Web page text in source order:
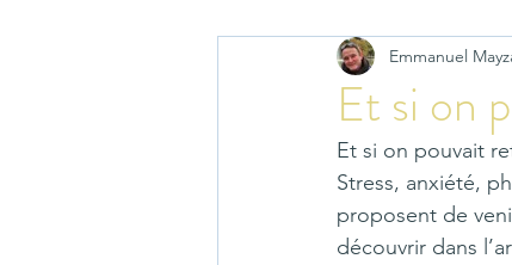
Et si on
Emmanuel
Et si on pouvait
Stress, anxiété,
proposent de
découvrir dans